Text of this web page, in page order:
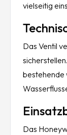
vielseitig
Das Ventil
bestehende
Das